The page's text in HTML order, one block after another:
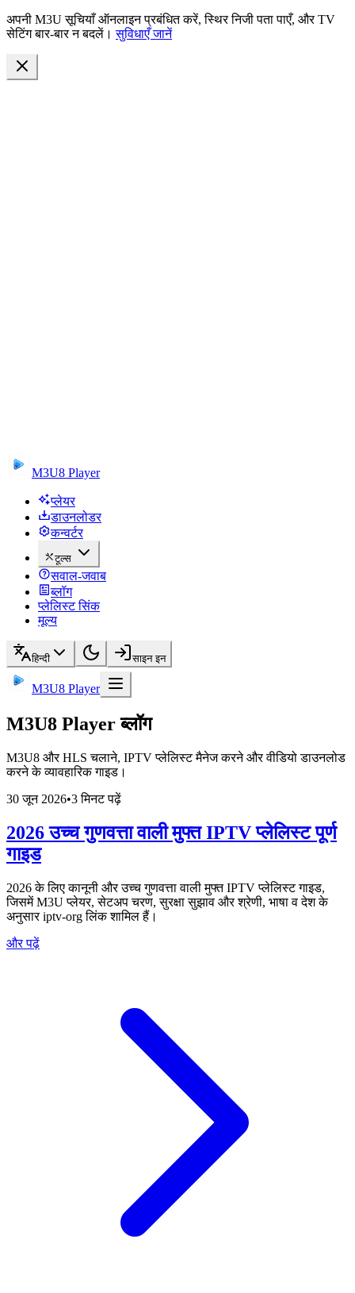
अपनी M3U सूचियाँ ऑनलाइन प्रबंधित करें, स्थिर निजी पता पाएँ, और TV
सेटिंग बार-बार न बदलें। सुविधाएँ जानें
M3U8 Player
प्लेयर
डाउनलोडर
कन्वर्टर
टूल्स
सवाल-जवाब
ब्लॉग
प्लेलिस्ट सिंक
मूल्य
हिन्दी साइन इन
M3U8 Player
M3U8 Player ब्लॉग
M3U8 और HLS चलाने, IPTV प्लेलिस्ट मैनेज करने और वीडियो डाउनलोड
करने के व्यावहारिक गाइड।
30 जून 2026•3 मिनट पढ़ें
2026 उच्च गुणवत्ता वाली मुफ्त IPTV प्लेलिस्ट पूर्ण
गाइड
2026 के लिए कानूनी और उच्च गुणवत्ता वाली मुफ्त IPTV प्लेलिस्ट गाइड,
जिसमें M3U प्लेयर, सेटअप चरण, सुरक्षा सुझाव और श्रेणी, भाषा व देश के
अनुसार iptv-org लिंक शामिल हैं।
और पढ़ें